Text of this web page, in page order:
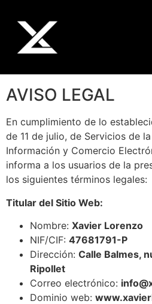
AVISO LEGAL
En cumplimiento de lo
de 11 de julio, de Servicios de
Información y Comercio
informa a los usuarios de la
los siguientes términos legales:
Titular del Sitio Web:
Nombre: Xavier Lorenzo
NIF/CIF: 47681791-P
Dirección: Calle Balmes,
Ripollet
Correo electrónico:
Dominio web: